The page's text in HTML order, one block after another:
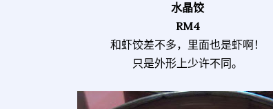
水晶饺
RM4
和虾饺差不多，里面也是虾啊！
只是外形上少许不同。